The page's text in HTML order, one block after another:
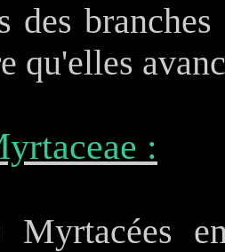
des
qu'elles
:
Myrtacées